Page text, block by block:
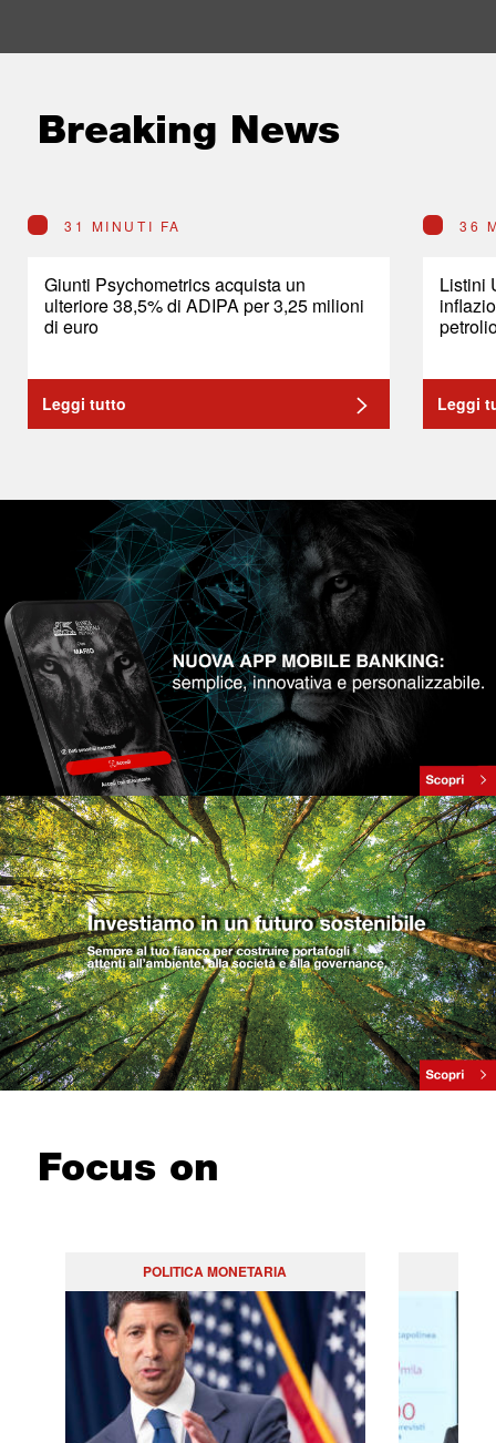
Breaking News
31 MINUTI FA
Giunti Psychometrics acquista un
ulteriore 38,5% di ADIPA per 3,25 milioni
di euro
Leggi tutto
36
Listini
Leggi
Focus on
POLITICA MONETARIA